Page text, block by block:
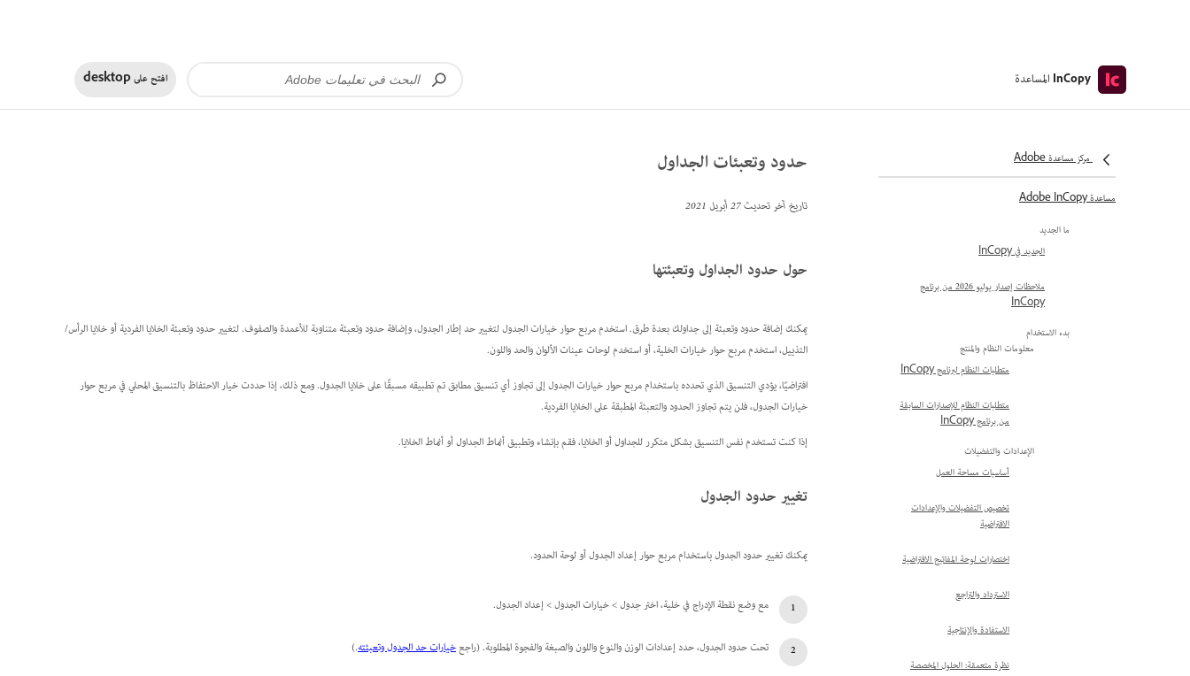
InCopy المساعدة افتح علىdesktop
مركز مساعدة Adobe
مساعدة Adobe InCopy
ما الجديد
الجديد في InCopy
ملاحظات إصدار يوليو 2026 من برنامج
InCopy
بدء الاستخدام
معلومات النظام والمنتج
متطلبات النظام لبرنامج InCopy
متطلبات النظام للإصدارات السابقة
من برنامج InCopy
الإعدادات والتفضيلات
أساسيات مساحة العمل
تخصيص التفضيلات والإعدادات
الافتراضية
اختصارات لوحة المفاتيح الافتراضية
الاسترداد والتراجع
الاستفادة والإنتاجية
نظرة متعمقة: الحلول المخصصة
حدود وتعبئات الجداول
تاريخ آخر تحديث27 أبريل 2021
حول حدود الجداول وتعبئتها
يمكنك إضافة حدود وتعبئة إلى جداولك بعدة طرق. استخدم مربع حوار خيارات الجدول لتغيير حد إطار الجدول، وإضافة حدود وتعبئة متناوبة للأعمدة والصفوف. لتغيير حدود وتعبئة الخلايا الفردية أو خلايا الرأس/
التذييل، استخدم مربع حوار خيارات الخلية، أو استخدم لوحات عينات الألوان والحد واللون.
افتراضيًا، يؤدي التنسيق الذي تحدده باستخدام مربع حوار خيارات الجدول إلى تجاوز أي تنسيق مطابق تم تطبيقه مسبقًا على خلايا الجدول. ومع ذلك، إذا حددت خيار الاحتفاظ بالتنسيق المحلي في مربع حوار
خيارات الجدول، فلن يتم تجاوز الحدود والتعبئة المطبقة على الخلايا الفردية.
إذا كنت تستخدم نفس التنسيق بشكل متكرر للجداول أو الخلايا، فقم بإنشاء وتطبيق أنماط الجداول أو أنماط الخلايا.
تغيير حدود الجدول
يمكنك تغيير حدود الجدول باستخدام مربع حوار إعداد الجدول أو لوحة الحدود.
مع وضع نقطة الإدراج في خلية، اختر جدول > خيارات الجدول > إعداد الجدول.
تحت حدود الجدول، حدد إعدادات الوزن والنوع واللون والصبغة والفجوة المطلوبة. (راجعخيارات حد الجدول وتعبئته.)